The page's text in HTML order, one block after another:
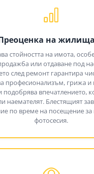
на
стойността на имота,
или отдаване под
след ремонт гарантира
професионализъм, грижа
подобрява впечатлението,
наемателят. Блестящият
по време на посещение
фотосесия.